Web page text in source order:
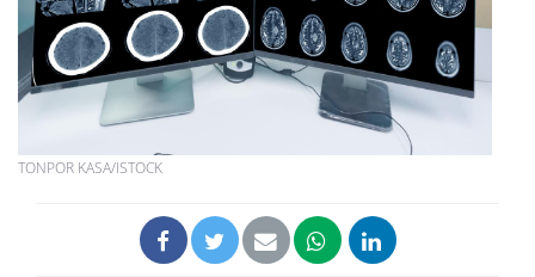
TONPOR KASA/ISTOCK